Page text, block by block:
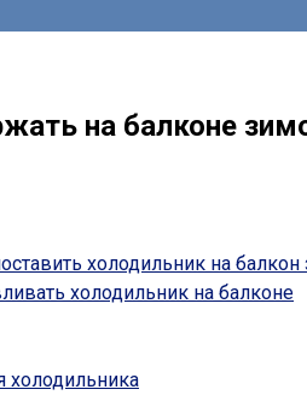
на балконе
холодильник на балкон
холодильник на балконе
холодильника